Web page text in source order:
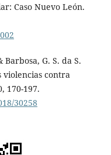
Caso Nuevo León.
G. S. da S.
violencias contra
170-197.
30258